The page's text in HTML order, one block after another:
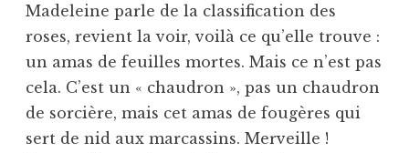
Madeleine parle de la classification des
roses, revient la voir, voilà ce qu’elle trouve :
un amas de feuilles mortes. Mais ce n’est pas
cela. C’est un « chaudron », pas un chaudron
de sorcière, mais cet amas de fougères qui
sert de nid aux marcassins. Merveille !